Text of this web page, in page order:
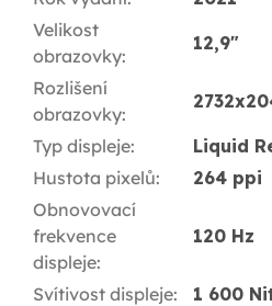
Velikost
obrazovky:
12,9"
Rozlišení
obrazovky:
Typ displeje:
Liquid
Hustota pixelů:
264 ppi
Obnovovací
frekvence
displeje:
120 Hz
Svítivost displeje:
1 600